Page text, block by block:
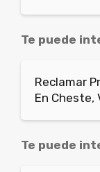
Te puede
Reclamar
En Cheste,
Te puede